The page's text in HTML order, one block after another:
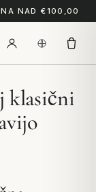
NAD €100,00
klasični